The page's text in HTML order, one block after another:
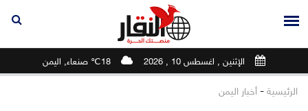
الإثنين , اغسطس 10 , 2026 18℃ صنعاء, اليمن
الرئيسية - أخبار اليمن